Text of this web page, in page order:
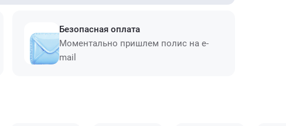
Безопасная оплата
Моментально пришлем полис на e-
mail